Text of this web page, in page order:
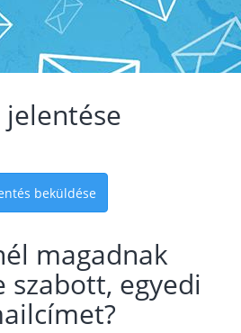
jelentése
beküldése
magadnak
szabott, egyedi